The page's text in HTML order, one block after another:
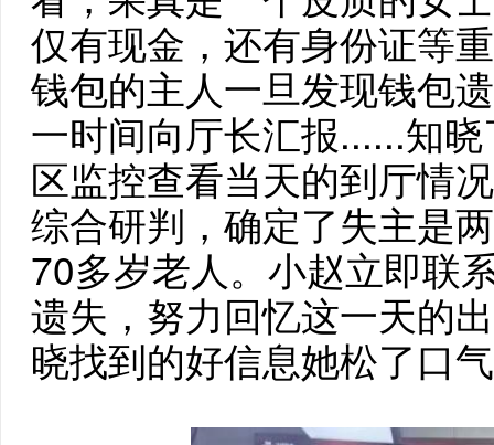
仅有现金，还有身份证等
钱包的主人一旦发现钱包
一时间向厅长汇报......知
区监控查看当天的到厅情
综合研判，确定了失主是
70多岁老人。小赵立即联
遗失，努力回忆这一天的
晓找到的好信息她松了口